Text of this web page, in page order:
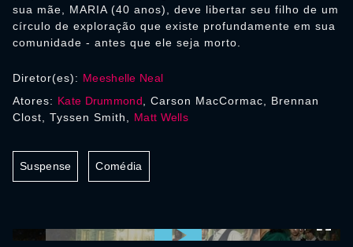
sua mãe, MARIA (40 anos), deve libertar seu filho de um
círculo de exploração que existe profundamente em sua
comunidade - antes que ele seja morto.
Diretor(es): Meeshelle Neal
Atores: Kate Drummond , Carson MacCormac, Brennan
Clost, Tyssen Smith, Matt Wells
Suspense Comédia